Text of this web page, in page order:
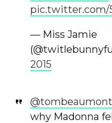
pic.twitter.com/
— Miss Jamie
2015
why Madonna